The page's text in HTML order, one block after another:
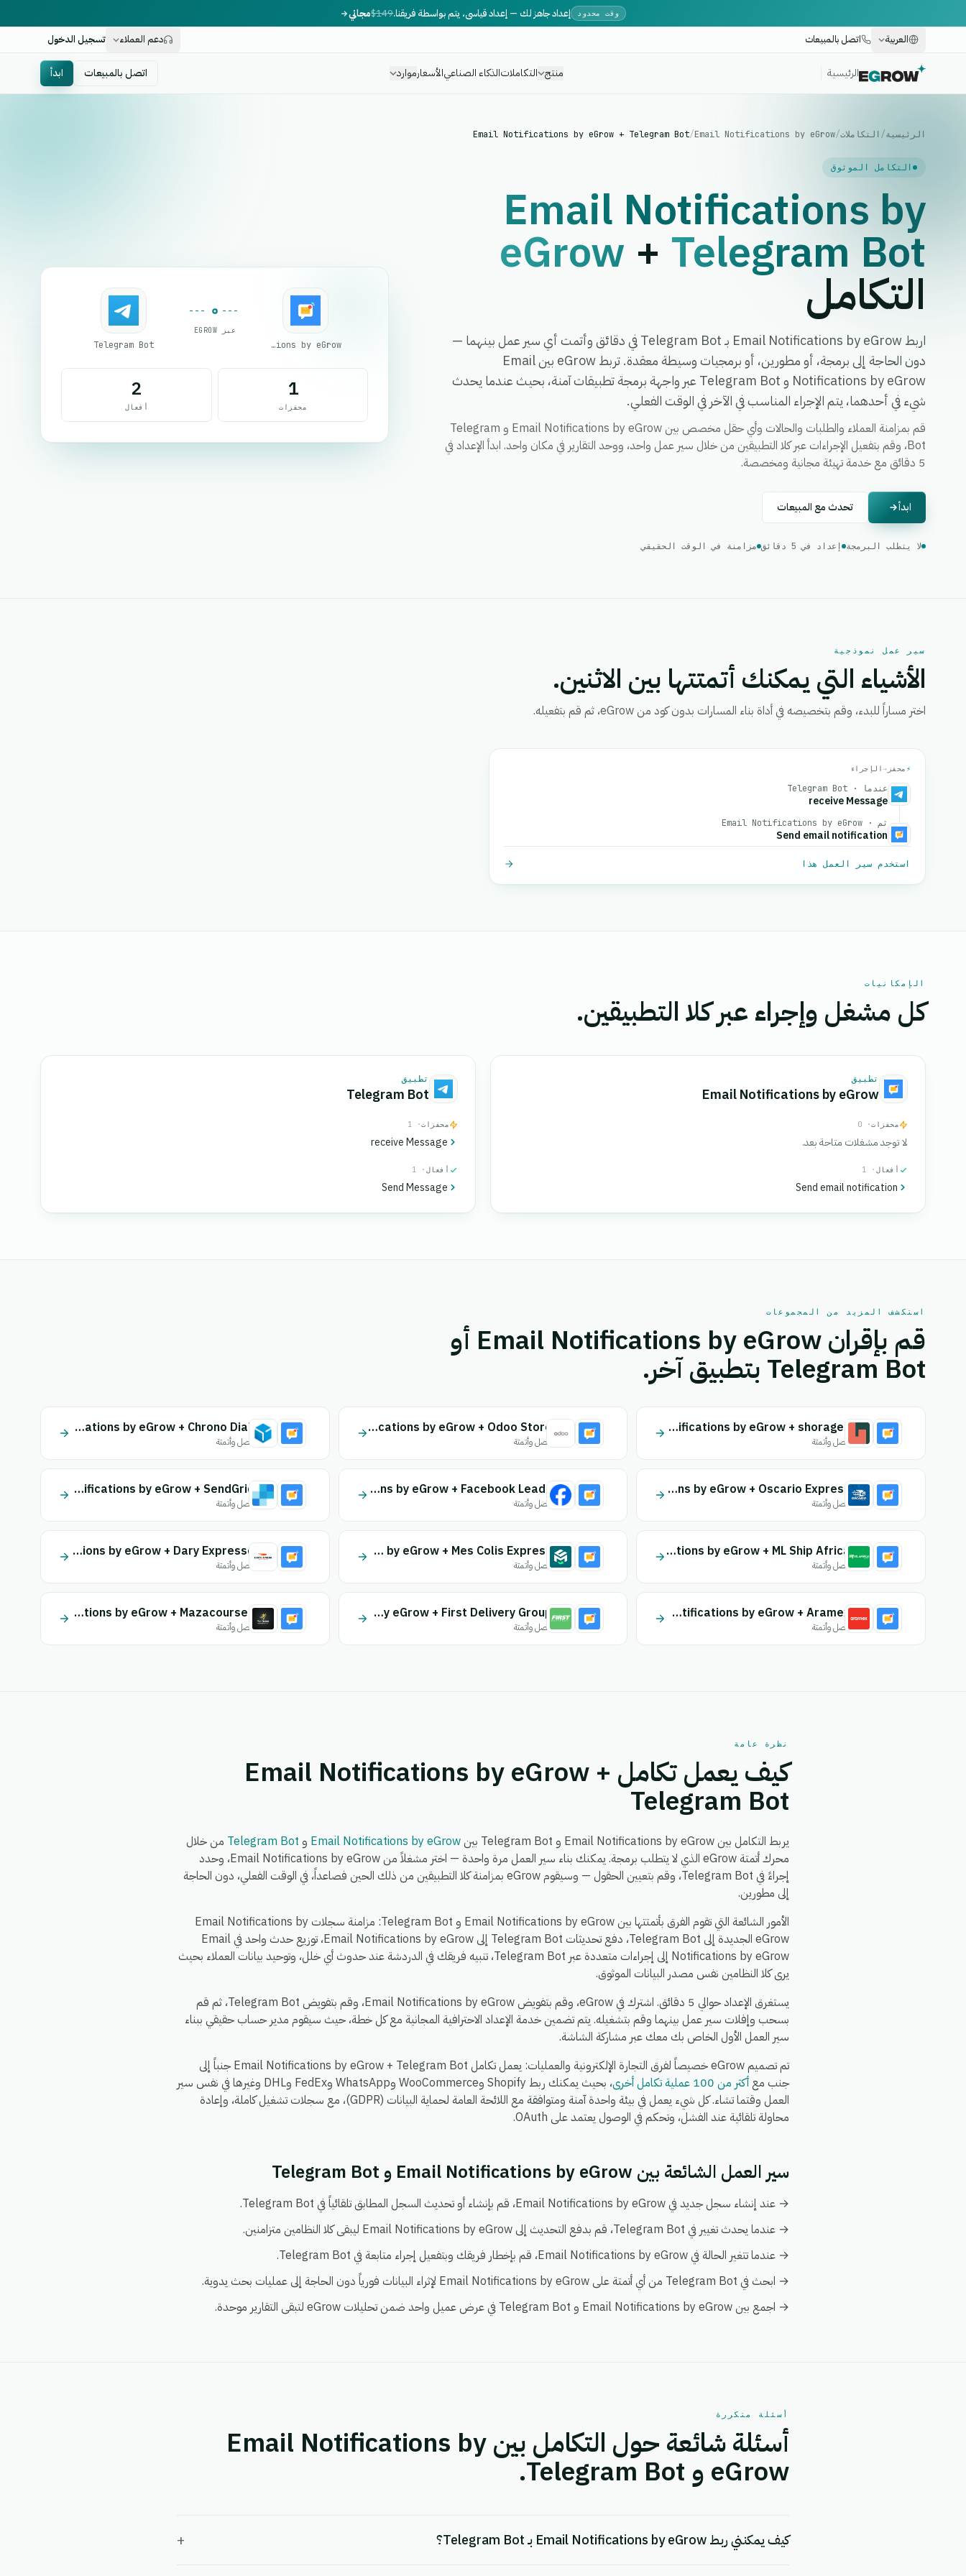
وقت محدود إعداد جاهز لك — إعداد قياسي، يتم بواسطة فريقنا.$149مجاني
العربية
اتصل بالمبيعات دعم العملاء تسجيل الدخول
الرئيسية منتج التكاملاتالذكاء الصناعيالأسعارموارد اتصل بالمبيعات ابدأ
الرئيسية/ التكاملات/
Email Notifications by eGrow
/
Email Notifications by eGrow + Telegram Bot
التكامل الموثوق
Email Notifications by
eGrow + Telegram Bot
التكامل
اربط Email Notifications by eGrow بـ Telegram Bot في دقائق وأتمت أي سير عمل بينهما —
دون الحاجة إلى برمجة، أو مطورين، أو برمجيات وسيطة معقدة. تربط eGrow بين Email
Notifications by eGrow و Telegram Bot عبر واجهة برمجة تطبيقات آمنة، بحيث عندما يحدث
شيء في أحدهما، يتم الإجراء المناسب في الآخر في الوقت الفعلي.
قم بمزامنة العملاء والطلبات والحالات وأي حقل مخصص بين Email Notifications by eGrow و Telegram
Bot، وقم بتفعيل الإجراءات عبر كلا التطبيقين من خلال سير عمل واحد، ووحد التقارير في مكان واحد. ابدأ الإعداد في
5 دقائق مع خدمة تهيئة مجانية ومخصصة.
ابدأ تحدث مع المبيعات
لا يتطلب البرمجة إعداد في 5 دقائق مزامنة في الوقت الحقيقي
Email Notifications by eGrow
عبر EGROW
Telegram Bot
1
محفزات
2
أفعال
سير عمل نموذجية
الأشياء التي يمكنك أتمتتها بين الاثنين.
اختر مساراً للبدء، وقم بتخصيصه في أداة بناء المسارات بدون كود من eGrow، ثم قم بتفعيله.
⚡ محفز →الإجراء
عندما · Telegram Bot
receive Message
ثم · Email Notifications by eGrow
Send email notification
استخدم سير العمل هذا
الإمكانيات
كل مشغل وإجراء عبر كلا التطبيقين.
تطبيق
Email Notifications by eGrow
محفزات· 0
لا توجد مشغلات متاحة بعد.
أفعال · 1
Send email notification
تطبيق
Telegram Bot
محفزات· 1
receive Message
أفعال · 1
Send Message
استكشف المزيد من المجموعات
قم بإقران Email Notifications by eGrow أو
Telegram Bot بتطبيق آخر.
Email Notifications by eGrow + shorages
اتصل وأتمتة
Email Notifications by eGrow + Odoo Store
اتصل وأتمتة
Email Notifications by eGrow + Chrono Diali
اتصل وأتمتة
Email Notifications by eGrow + Oscario Express
اتصل وأتمتة
Email Notifications by eGrow + Facebook Leads
اتصل وأتمتة
Email Notifications by eGrow + SendGrid
اتصل وأتمتة
Email Notifications by eGrow + ML Ship Africa
اتصل وأتمتة
Email Notifications by eGrow + Mes Colis Express
اتصل وأتمتة
Email Notifications by eGrow + Dary Expresse
اتصل وأتمتة
Email Notifications by eGrow + Aramex
اتصل وأتمتة
Email Notifications by eGrow + First Delivery Group
اتصل وأتمتة
Email Notifications by eGrow + Mazacourses
اتصل وأتمتة
نظرة عامة
كيف يعمل تكامل Email Notifications by eGrow +
Telegram Bot
يربط التكامل بين Email Notifications by eGrow و Telegram Bot بين Email Notifications by eGrow و Telegram Bot من خلال
محرك أتمتة eGrow الذي لا يتطلب برمجة. يمكنك بناء سير العمل مرة واحدة — اختر مشغلاً من Email Notifications by eGrow، وحدد
إجراءً في Telegram Bot، وقم بتعيين الحقول — وسيقوم eGrow بمزامنة كلا التطبيقين من ذلك الحين فصاعداً، في الوقت الفعلي، دون الحاجة
إلى مطورين.
الأمور الشائعة التي تقوم الفرق بأتمتتها بين Email Notifications by eGrow و Telegram Bot: مزامنة سجلات Email Notifications by
eGrow الجديدة إلى Telegram Bot، دفع تحديثات Telegram Bot إلى Email Notifications by eGrow، توزيع حدث واحد في Email
Notifications by eGrow إلى إجراءات متعددة عبر Telegram Bot، تنبيه فريقك في الدردشة عند حدوث أي خلل، وتوحيد بيانات العملاء بحيث
يرى كلا النظامين نفس مصدر البيانات الموثوق.
يستغرق الإعداد حوالي 5 دقائق. اشترك في eGrow، وقم بتفويض Email Notifications by eGrow، وقم بتفويض Telegram Bot، ثم قم
بسحب وإفلات سير عمل بينهما وقم بتشغيله. يتم تضمين خدمة الإعداد الاحترافية المجانية مع كل خطة، حيث سيقوم مدير حساب حقيقي ببناء
سير العمل الأول الخاص بك معك عبر مشاركة الشاشة.
تم تصميم eGrow خصيصاً لفرق التجارة الإلكترونية والعمليات: يعمل تكامل Email Notifications by eGrow + Telegram Bot جنباً إلى
جنب معأكثر من 100 عملية تكامل أخرى
، بحيث يمكنك ربط Shopify وWooCommerce وWhatsApp وFedEx وDHL وغيرها في نفس سير
العمل وقتما تشاء. كل شيء يعمل في بيئة واحدة آمنة ومتوافقة مع اللائحة العامة لحماية البيانات (GDPR)، مع سجلات تشغيل كاملة، وإعادة
محاولة تلقائية عند الفشل، وتحكم في الوصول يعتمد على OAuth.
سير العمل الشائعة بين Email Notifications by eGrow و Telegram Bot
→ عند إنشاء سجل جديد في Email Notifications by eGrow، قم بإنشاء أو تحديث السجل المطابق تلقائياً في Telegram Bot.
→ عندما يحدث تغيير في Telegram Bot، قم بدفع التحديث إلى Email Notifications by eGrow ليبقى كلا النظامين متزامنين.
→ عندما تتغير الحالة في Email Notifications by eGrow، قم بإخطار فريقك وبتفعيل إجراء متابعة في Telegram Bot.
→ ابحث في Telegram Bot من أي أتمتة على Email Notifications by eGrow لإثراء البيانات فورياً دون الحاجة إلى عمليات بحث يدوية.
→ اجمع بين Email Notifications by eGrow و Telegram Bot في عرض عميل واحد ضمن تحليلات eGrow لتبقى التقارير موحدة.
أسئلة متكررة
أسئلة شائعة حول التكامل بين Email Notifications by
eGrow و Telegram Bot.
كيف يمكنني ربط Email Notifications by eGrow بـ Telegram Bot؟ +